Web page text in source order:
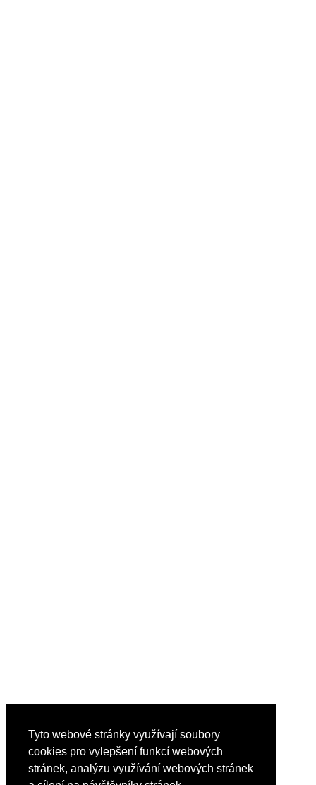
Tyto webové stránky využívají soubory
cookies pro vylepšení funkcí webových
stránek, analýzu využívání webových stránek